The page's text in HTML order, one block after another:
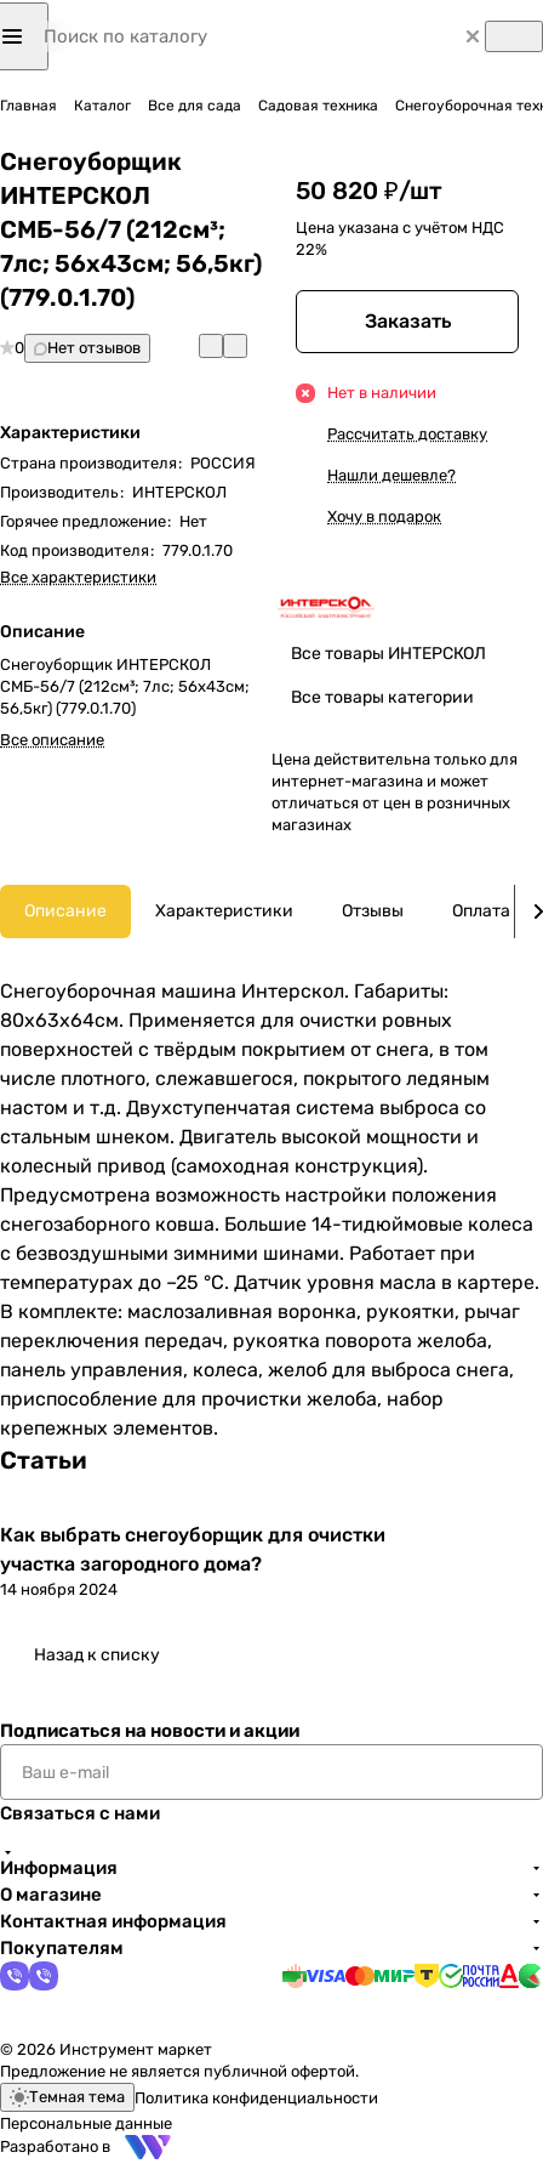
Главная Каталог Все для сада Садовая техника Снегоуборочная
Снегоуборщик
ИНТЕРСКОЛ
СМБ-56/7 (212см³;
7лс; 56х43см; 56,5кг)
(779.0.1.70)
0 Нет отзывов
Характеристики
Страна производителя: РОССИЯ
Производитель: ИНТЕРСКОЛ
Горячее предложение: Нет
Код производителя: 779.0.1.70
Все характеристики
Описание
Снегоуборщик ИНТЕРСКОЛ
СМБ-56/7 (212см³; 7лс; 56х43см;
56,5кг) (779.0.1.70)
Все описание
50 820 ₽/шт
Цена указана с учётом НДС
22%
Заказать
Нет в наличии
Рассчитать доставку
Нашли дешевле?
Хочу в подарок
Все товары ИНТЕРСКОЛ
Все товары категории
Цена действительна только для
интернет-магазина и может
отличаться от цен в розничных
магазинах
Описание Характеристики Отзывы Оплата
Снегоуборочная машина Интерскол. Габариты:
80x63x64см. Применяется для очистки ровных
поверхностей с твёрдым покрытием от снега, в том
числе плотного, слежавшегося, покрытого ледяным
настом и т.д. Двухступенчатая система выброса со
стальным шнеком. Двигатель высокой мощности и
колесный привод (самоходная конструкция).
Предусмотрена возможность настройки положения
снегозаборного ковша. Большие 14-тидюймовые колеса
с безвоздушными зимними шинами. Работает при
температурах до –25 °C. Датчик уровня масла в картере.
В комплекте: маслозаливная воронка, рукоятки, рычаг
переключения передач, рукоятка поворота желоба,
панель управления, колеса, желоб для выброса снега,
приспособление для прочистки желоба, набор
крепежных элементов.
Статьи
Как выбрать снегоуборщик для очистки
участка загородного дома?
14 ноября 2024
Назад к списку
Подписаться на новости и акции
Связаться с нами
Информация
О магазине
Контактная информация
Покупателям
© 2026 Инструмент маркет
Предложение не является публичной офертой.
Темная тема Политика конфиденциальности
Персональные данные
Разработано в